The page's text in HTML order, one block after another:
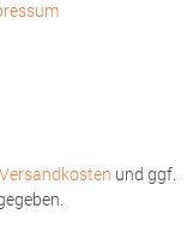
Versandkosten und ggf.